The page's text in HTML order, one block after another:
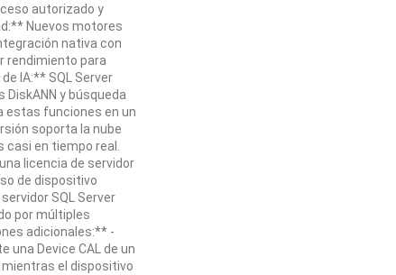
autorizado y
Nuevos motores
nativa con
rendimiento para
IA:** SQL Server
y búsqueda
estas funciones en un
soporta la nube
en tiempo real.
licencia de servidor
de dispositivo
SQL Server
por múltiples
adicionales:** -
una Device CAL de un
el dispositivo